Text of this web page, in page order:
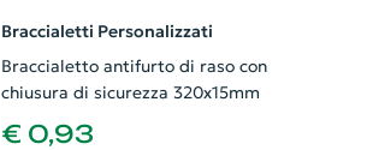
Braccialetti Personalizzati
Braccialetto antifurto di raso con
chiusura di sicurezza 320x15mm
€ 0,93